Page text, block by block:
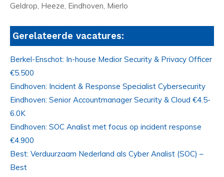
Geldrop, Heeze, Eindhoven, Mierlo
Gerelateerde vacatures:
Berkel-Enschot: In-house Medior Security & Privacy Officer
€5.500
Eindhoven: Incident & Response Specialist Cybersecurity
Eindhoven: Senior Accountmanager Security & Cloud €4.5-
6.0K
Eindhoven: SOC Analist met focus op incident response
€4.900
Best: Verduurzaam Nederland als Cyber Analist (SOC) –
Best